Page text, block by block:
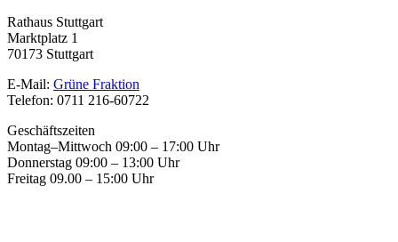
Rathaus Stuttgart
Marktplatz 1
70173 Stuttgart
E-Mail: Grüne Fraktion
Telefon: 0711 216-60722
Geschäftszeiten
Montag–Mittwoch 09:00 – 17:00 Uhr
Donnerstag 09:00 – 13:00 Uhr
Freitag 09.00 – 15:00 Uhr